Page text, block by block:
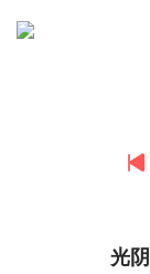
光